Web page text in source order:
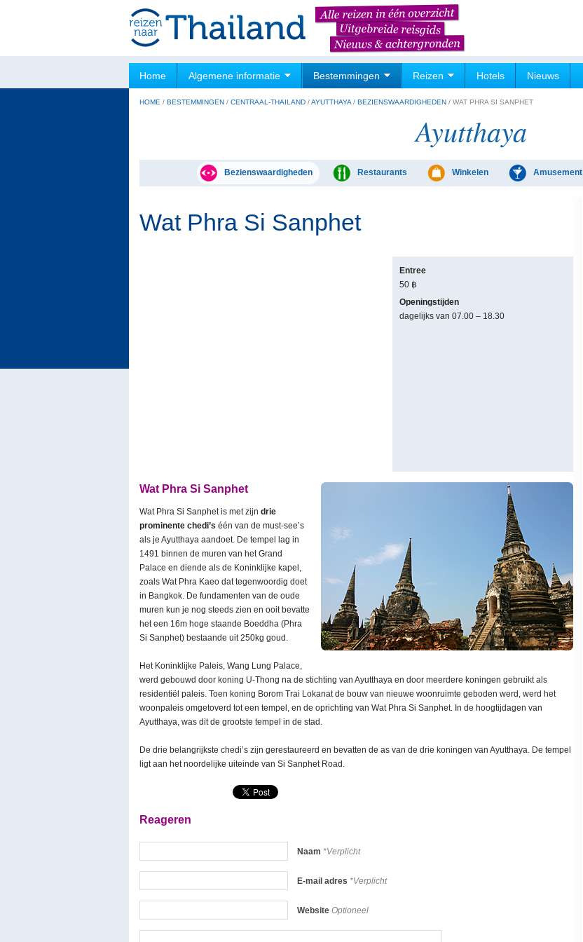
Home Algemene informatie Bestemmingen Reizen Hotels Nieuws
HOME / BESTEMMINGEN / CENTRAAL-THAILAND /AYUTTHAYA / BEZIENSWAARDIGHEDEN / WAT PHRA SI SANPHET
Ayutthaya
Bezienswaardigheden Restaurants Winkelen Amusement
Wat Phra Si Sanphet
Entree
50 ฿
Openingstijden
dagelijks van 07.00 – 18.30
Wat Phra Si Sanphet
Wat Phra Si Sanphet is met zijn drie
prominente chedi’s één van de must-see’s
als je Ayutthaya aandoet. De tempel lag in
1491 binnen de muren van het Grand
Palace en diende als de Koninklijke kapel,
zoals Wat Phra Kaeo dat tegenwoordig doet
in Bangkok. De fundamenten van de oude
muren kun je nog steeds zien en ooit bevatte
het een 16m hoge staande Boeddha (Phra
Si Sanphet) bestaande uit 250kg goud.
Het Koninklijke Paleis, Wang Lung Palace,
werd gebouwd door koning U-Thong na de stichting van Ayutthaya en door meerdere koningen gebruikt als
residentiël paleis. Toen koning Borom Trai Lokanat de bouw van nieuwe woonruimte geboden werd, werd het
woonpaleis omgetoverd tot een tempel, en de oprichting van Wat Phra Si Sanphet. In de hoogtijdagen van
Ayutthaya, was dit de grootste tempel in de stad.
De drie belangrijkste chedi’s zijn gerestaureerd en bevatten de as van de drie koningen van Ayutthaya. De tempel
ligt aan het noordelijke uiteinde van Si Sanphet Road.
Reageren
Naam *Verplicht
E-mail adres *Verplicht
Website Optioneel